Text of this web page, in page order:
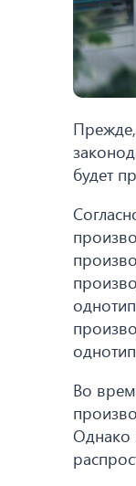
будет
Во
Однако